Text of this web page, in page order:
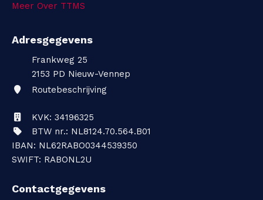
Meer Over TTMS
Adresgegevens
Frankweg 25
2153 PD Nieuw-Vennep
Routebeschrijving
KVK: 34196325
BTW nr.: NL8124.70.564.B01
IBAN: NL62RABO0344539350
SWIFT: RABONL2U
Contactgegevens